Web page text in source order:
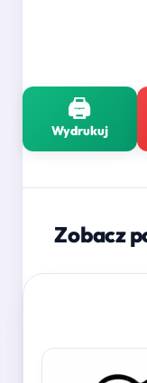
🖨️
Wydrukuj
Zobacz